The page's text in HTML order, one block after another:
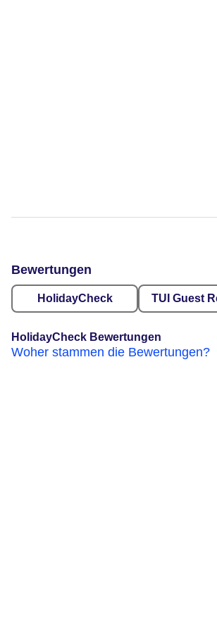
Bewertungen
HolidayCheck TUI Guest
HolidayCheck Bewertungen
Woher stammen die Bewertungen?